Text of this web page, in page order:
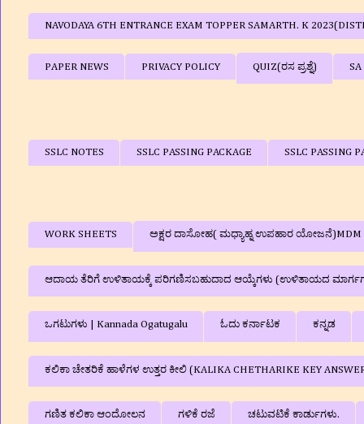
NAVODAYA 6TH ENTRANCE EXAM TOPPER SAMARTH. K
PAPER NEWS PRIVACY POLICY QUIZ(ರಸ ಪ್ರಶ್ನೆ)
SSLC NOTES SSLC PASSING PACKAGE SSLC PASSING
WORK SHEETS ಅಕ್ಷರ ದಾಸೋಹ( ಮಧ್ಯಾಹ್ನ ಉಪಹಾರ ಯೋಜನೆ)MDM
ಆದಾಯ ತೆರಿಗೆ ಉಳಿತಾಯಕ್ಕೆ ಪರಿಗಣಿಸಬಹುದಾದ ಆಯ್ಕೆಗಳು (ಉಳಿತಾಯದ
ಒಗಟುಗಳು | Kannada Ogatugalu ಓದು ಕರ್ನಾಟಕ ಕನ್ನಡ
ಕಲಿಕಾ ಚೇತರಿಕೆ ಹಾಳೆಗಳ ಉತ್ತರ ಕೀಲಿ (KALIKA CHETHARIKE KEY
ಗಣಿತ ಕಲಿಕಾ ಆಂದೋಲನ ಗಳಿಕೆ ರಜೆ ಚಟುವಟಿಕೆ ಕಾರ್ಡುಗಳು.